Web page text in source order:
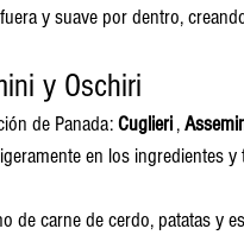
y suave por dentro,
y Oschiri
de Panada: Cuglieri ,
en los ingredientes
de carne de cerdo, patatas y